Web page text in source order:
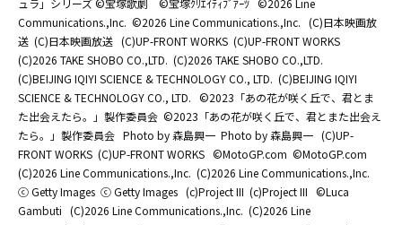
ュラ」シリーズ ©宝塚歌劇 ©宝塚ｸﾘｴｲﾃｨﾌﾞｱｰﾂ ©2026 Line
Communications.,Inc. ©2026 Line Communications.,Inc. (C)日本映画放
送 (C)日本映画放送 (C)UP-FRONT WORKS (C)UP-FRONT WORKS
(C)2026 TAKE SHOBO CO.,LTD. (C)2026 TAKE SHOBO CO.,LTD.
(C)BEIJING IQIYI SCIENCE & TECHNOLOGY CO., LTD. (C)BEIJING IQIYI
SCIENCE & TECHNOLOGY CO., LTD. ©2023「あの花が咲く丘で、君とま
た出会えたら。」製作委員会 ©2023「あの花が咲く丘で、君とまた出会え
たら。」製作委員会 Photo by 森島興一 Photo by 森島興一 (C)UP-
FRONT WORKS (C)UP-FRONT WORKS ©MotoGP.com ©MotoGP.com
(C)2026 Line Communications.,Inc. (C)2026 Line Communications.,Inc.
ⓒ Getty Images ⓒ Getty Images (c)Project III (c)Project III ©Luca
Gambuti (C)2026 Line Communications.,Inc. (C)2026 Line